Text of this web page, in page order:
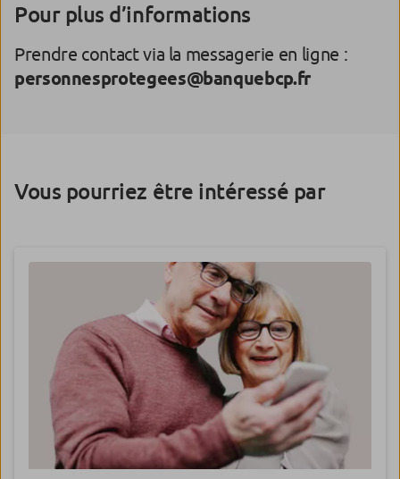
Pour plus d’informations
Prendre contact via la messagerie en ligne :
personnesprotegees@banquebcp.fr
Vous pourriez être intéressé par